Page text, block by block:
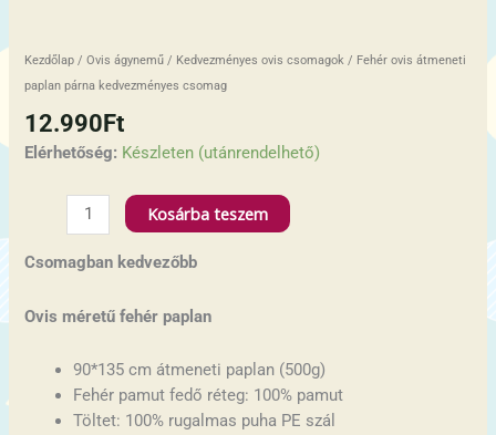
Kezdőlap /Ovis ágynemű / Kedvezményes ovis csomagok / Fehér ovis átmeneti
paplan párna kedvezményes csomag
12.990Ft
Elérhetőség: Készleten (utánrendelhető)
Kosárba teszem
Csomagban kedvezőbb
Ovis méretű fehér paplan
90*135 cm átmeneti paplan (500g)
Fehér pamut fedő réteg: 100% pamut
Töltet: 100% rugalmas puha PE szál